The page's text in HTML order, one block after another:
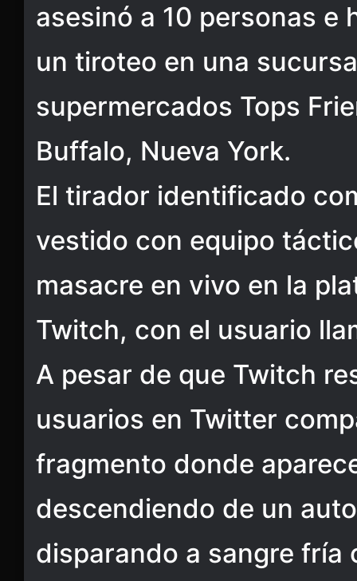
asesinó a 10 personas e
un tiroteo en una
supermercados Tops
Buffalo, Nueva York.
El tirador identificado
vestido con equipo
masacre en vivo en la
Twitch, con el usuario
A pesar de que Twitch
usuarios en Twitter
fragmento donde
descendiendo de un
disparando a sangre fría